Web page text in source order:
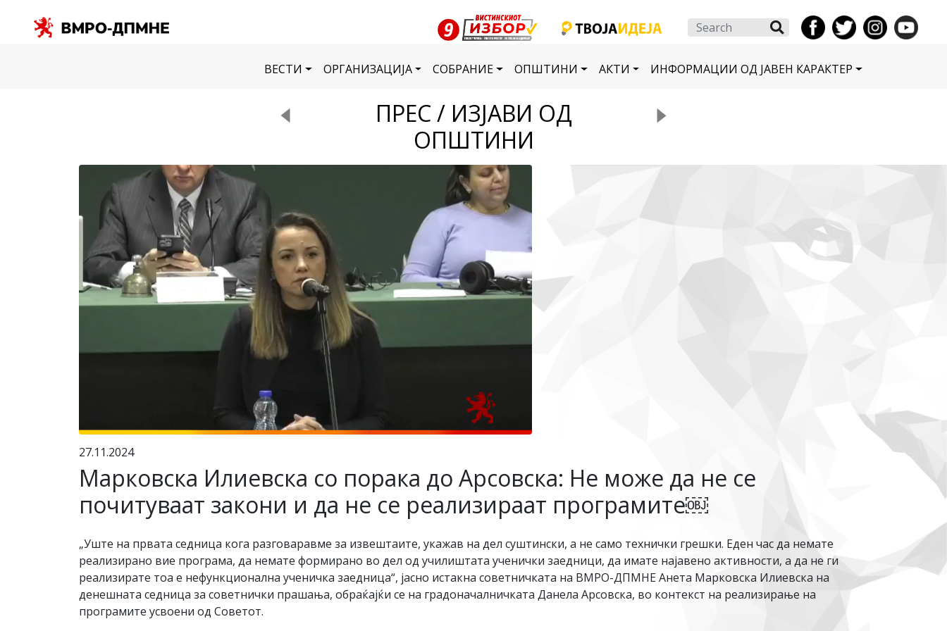
Search
ВЕСТИ ОРГАНИЗАЦИЈА СОБРАНИЕ ОПШТИНИ АКТИ ИНФОРМАЦИИ ОД ЈАВЕН КАРАКТЕР
ПРЕС / ИЗЈАВИ ОД
ОПШТИНИ
27.11.2024
Марковска Илиевска со порака до Арсовска: Не може да не се
почитуваат закони и да не се реализираат програмите￼
„Уште на првата седница кога разговаравме за извештаите, укажав на дел суштински, а не само технички грешки. Еден час да немате
реализирано вие програма, да немате формирано во дел од училиштата ученички заедници, да имате најавено активности, а да не ги
реализирате тоа е нефункционална ученичка заедница“, јасно истакна советничката на ВМРО-ДПМНЕ Анета Марковска Илиевска на
денешната седница за советнички прашања, обраќајќи се на градоначалничката Данела Арсовска, во контекст на реализирање на
програмите усвоени од Советот.